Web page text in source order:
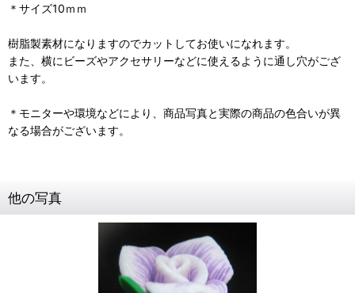
＊サイズ10ｍｍ
樹脂製素材になりますのでカットしてお使いになれます。
また、横にビーズやアクセサリーなどに使えるように通し穴がござ
います。
＊モニターや環境などにより、商品写真と実際の商品の色合いが異
なる場合がございます。
他の写真